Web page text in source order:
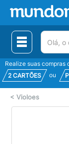
Realize suas compras
2 CARTÕES
ou
< Violoes